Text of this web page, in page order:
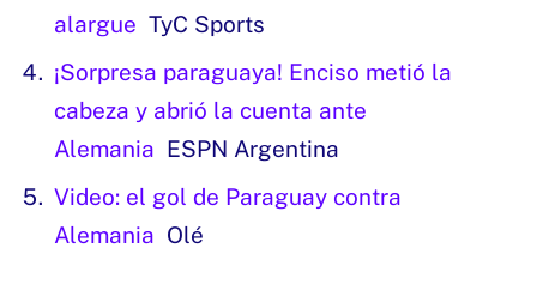
alargue TyC Sports
¡Sorpresa paraguaya! Enciso metió la
cabeza y abrió la cuenta ante
Alemania ESPN Argentina
Video: el gol de Paraguay contra
Alemania Olé